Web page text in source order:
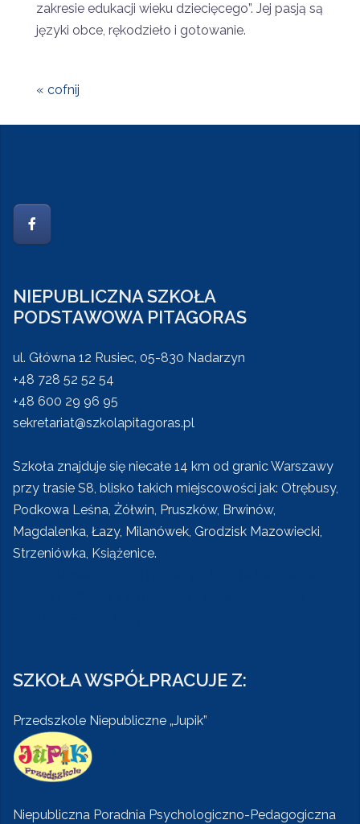
zakresie edukacji wieku dziecięcego”. Jej pasją są
języki obce, rękodzieło i gotowanie.
« cofnij
NIEPUBLICZNA SZKOŁA
PODSTAWOWA PITAGORAS
ul. Główna 12 Rusiec, 05-830 Nadarzyn
+48 728 52 52 54
+48 600 29 96 95
sekretariat@szkolapitagoras.pl
Szkoła znajduje się niecałe 14 km od granic Warszawy
przy trasie S8, blisko takich miejscowości jak: Otrębusy,
Podkowa Leśna, Żółwin, Pruszków, Brwinów,
Magdalenka, Łazy, Milanówek, Grodzisk Mazowiecki,
Strzeniówka, Książenice.
SZKOŁA WSPÓŁPRACUJE Z:
Przedszkole Niepubliczne „Jupik”
Niepubliczna Poradnia Psychologiczno-Pedagogiczna